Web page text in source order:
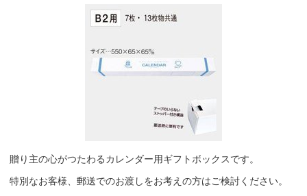
お客様と旅の思い出などで話が弾みます。
美しい風景が好評だから 不動産
贈り主の心がつたわるカレンダー用ギフトボックスです。
特別なお客様、郵送でのお渡しをお考えの方はご検討ください。